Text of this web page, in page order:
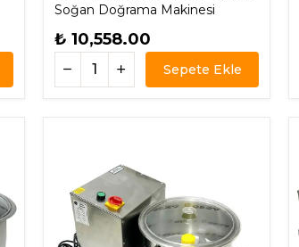
Soğan Doğrama Makinesi
₺ 10,558.00
Sepete Ekle